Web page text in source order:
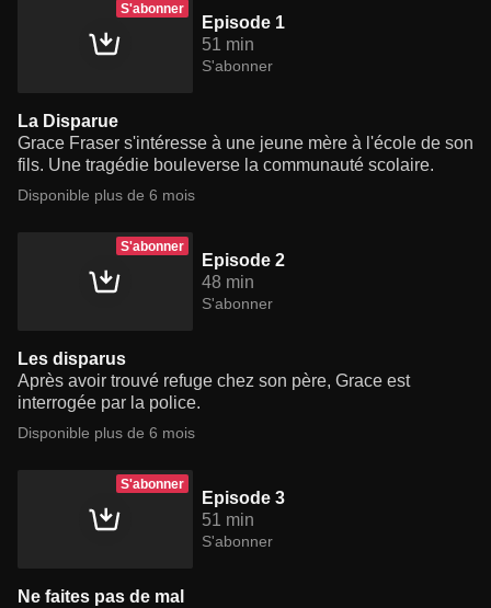
S'abonner
Episode 1
51 min
S'abonner
La Disparue
Grace Fraser s'intéresse à une jeune mère à l'école de son
fils. Une tragédie bouleverse la communauté scolaire.
Disponible plus de 6 mois
S'abonner
Episode 2
48 min
S'abonner
Les disparus
Après avoir trouvé refuge chez son père, Grace est
interrogée par la police.
Disponible plus de 6 mois
S'abonner
Episode 3
51 min
S'abonner
Ne faites pas de mal